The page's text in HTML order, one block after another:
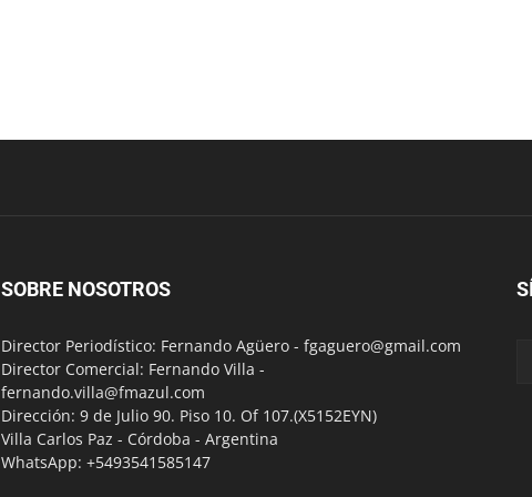
SOBRE NOSOTROS
Director Periodístico: Fernando Agüero - fgaguero@gmail.com
Director Comercial: Fernando Villa -
fernando.villa@fmazul.com
Dirección: 9 de Julio 90. Piso 10. Of 107.(X5152EYN)
Villa Carlos Paz - Córdoba - Argentina
WhatsApp: +5493541585147